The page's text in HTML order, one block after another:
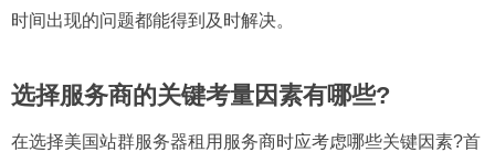
时间出现的问题都能得到及时解决。
选择服务商的关键考量因素有哪些?
在选择美国站群服务器租用服务商时应考虑哪些关键因素?首